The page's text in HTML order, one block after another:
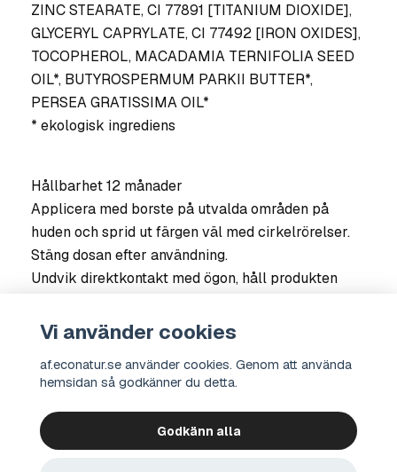
ZINC STEARATE, CI 77891 [TITANIUM DIOXIDE],
GLYCERYL CAPRYLATE, CI 77492 [IRON OXIDES],
TOCOPHEROL, MACADAMIA TERNIFOLIA SEED
OIL*, BUTYROSPERMUM PARKII BUTTER*,
PERSEA GRATISSIMA OIL*
* ekologisk ingrediens
Hållbarhet 12 månader
Applicera med borste på utvalda områden på
huden och sprid ut färgen väl med cirkelrörelser.
Stäng dosan efter användning.
Undvik direktkontakt med ögon, håll produkten
Integritetspolicy Köpvillkor
Vi använder cookies
af.econatur.se använder cookies. Genom att använda
hemsidan så godkänner du detta.
Godkänn alla